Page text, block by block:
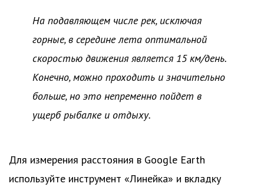
На подавляющем числе рек, исключая
горные, в середине лета оптимальной
скоростью движения является 15 км/день.
Конечно, можно проходить и значительно
больше, но это непременно пойдет в
ущерб рыбалке и отдыху.
Для измерения расстояния в Google Earth
используйте инструмент «Линейка» и вкладку